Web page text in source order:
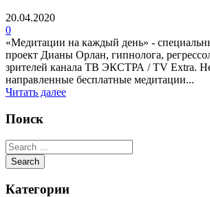
20.04.2020
0
«Медитации на каждый день» -
проект Дианы Орлан, гипнолога,
зрителей канала ТВ ЭКСТРА / TV Extra.
направленные бесплатные медитации...
Читать далее
Поиск
Категории